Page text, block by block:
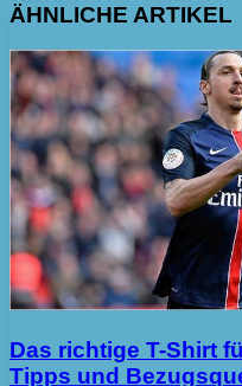
ÄHNLICHE ARTIKEL
Das richtige T-Shirt
Tipps und